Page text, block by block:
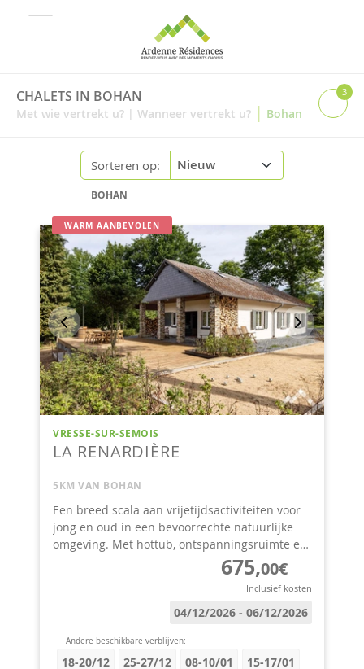
CHALETS IN BOHAN
Met wie vertrekt u? | Wanneer vertrekt u? | Bohan
3
Sorteren op:
BOHAN